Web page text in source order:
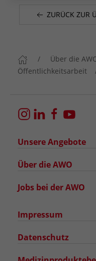
ZURÜCK ZUR
Über die
Öffentlichkeitsarbeit
Unsere Angebote
Über die AWO
Jobs bei der AWO
Impressum
Datenschutz